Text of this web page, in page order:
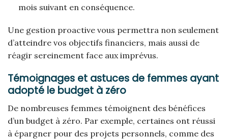
mois suivant en conséquence.
Une gestion proactive vous permettra non seulement
d’atteindre vos objectifs financiers, mais aussi de
réagir sereinement face aux imprévus.
Témoignages et astuces de femmes ayant
adopté le budget à zéro
De nombreuses femmes témoignent des bénéfices
d’un budget à zéro. Par exemple, certaines ont réussi
à épargner pour des projets personnels, comme des